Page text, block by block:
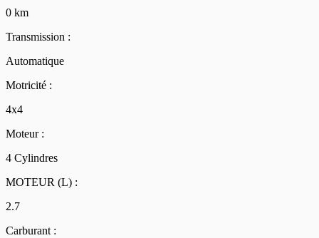
0 km
Transmission :
Automatique
Motricité :
4x4
Moteur :
4 Cylindres
MOTEUR (L) :
2.7
Carburant :